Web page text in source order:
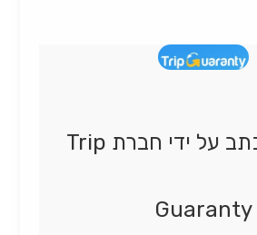
המאמר נכתב על ידי חברת Trip
Guaranty